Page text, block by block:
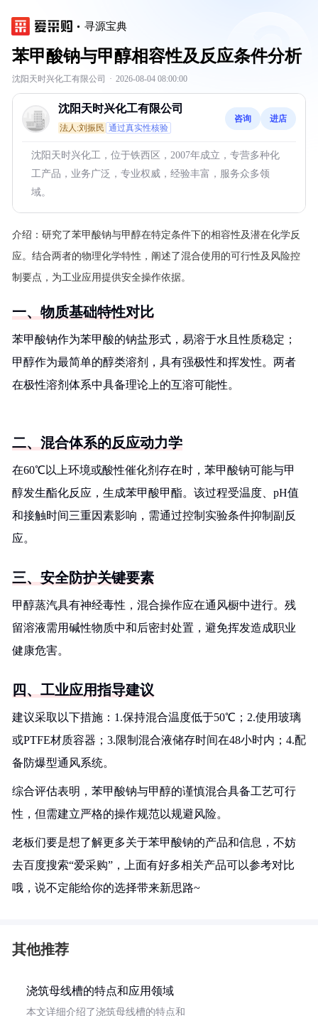
寻源宝典
苯甲酸钠与甲醇相容性及反应条件分析
沈阳天时兴化工有限公司 · 2026-08-04 08:00:00
沈阳天时兴化工有限公司
法人:刘振民 通过真实性核验
咨询 进店
沈阳天时兴化工，位于铁西区，2007年成立，专营多种化
工产品，业务广泛，专业权威，经验丰富，服务众多领
域。
介绍： 研究了苯甲酸钠与甲醇在特定条件下的相容性及潜在化学反
应。结合两者的物理化学特性，阐述了混合使用的可行性及风险控
制要点，为工业应用提供安全操作依据。
一、物质基础特性对比
苯甲酸钠作为苯甲酸的钠盐形式，易溶于水且性质稳定；
甲醇作为最简单的醇类溶剂，具有强极性和挥发性。两者
在极性溶剂体系中具备理论上的互溶可能性。
二、混合体系的反应动力学
在60℃以上环境或酸性催化剂存在时，苯甲酸钠可能与甲
醇发生酯化反应，生成苯甲酸甲酯。该过程受温度、pH值
和接触时间三重因素影响，需通过控制实验条件抑制副反
应。
三、安全防护关键要素
甲醇蒸汽具有神经毒性，混合操作应在通风橱中进行。残
留溶液需用碱性物质中和后密封处置，避免挥发造成职业
健康危害。
四、工业应用指导建议
建议采取以下措施：1.保持混合温度低于50℃；2.使用玻璃
或PTFE材质容器；3.限制混合液储存时间在48小时内；4.配
备防爆型通风系统。
综合评估表明，苯甲酸钠与甲醇的谨慎混合具备工艺可行
性，但需建立严格的操作规范以规避风险。
老板们要是想了解更多关于苯甲酸钠的产品和信息，不妨
去百度搜索“爱采购”，上面有好多相关产品可以参考对比
哦，说不定能给你的选择带来新思路~
其他推荐
浇筑母线槽的特点和应用领域
本文详细介绍了浇筑母线槽的特点和